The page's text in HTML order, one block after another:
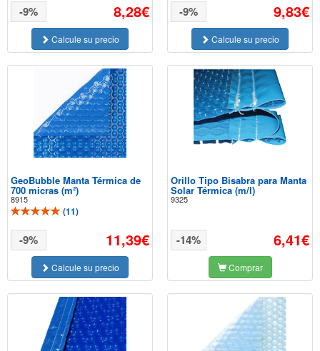
8,28€
-9%
Calcule su precio
9,83€
-9%
Calcule su precio
GeoBubble Manta Térmica de
700 micras (m²)
8915
(11)
11,39€
-9%
Calcule su precio
Orillo Tipo Bisabra para Manta
Solar Térmica (m/l)
9325
6,41€
-14%
Comprar